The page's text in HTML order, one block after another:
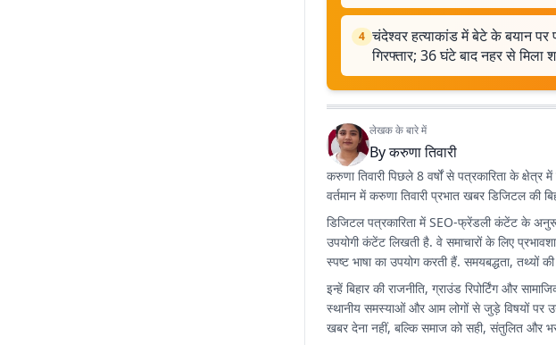
4 चंदेश्वर हत्याकांड में बेटे के बयान
गिरफ्तार; 36 घंटे बाद नहर से मिला
लेखक के बारे में
Byकरुणा तिवारी
करुणा तिवारी पिछले 8 वर्षों से पत्रकारिता के
वर्तमान में करुणा तिवारी प्रभात खबर डिजिटल की
डिजिटल पत्रकारिता में SEO-फ्रेंडली कंटेंट के
उपयोगी कंटेंट लिखती है. वे समाचारों के लिए
स्पष्ट भाषा का उपयोग करती हैं. समयबद्धता, तथ्यों
इन्हें बिहार की राजनीति, ग्राउंड रिपोर्टिंग और
स्थानीय समस्याओं और आम लोगों से जुड़े विषयों पर
खबर देना नहीं, बल्कि समाज को सही, संतुलित और